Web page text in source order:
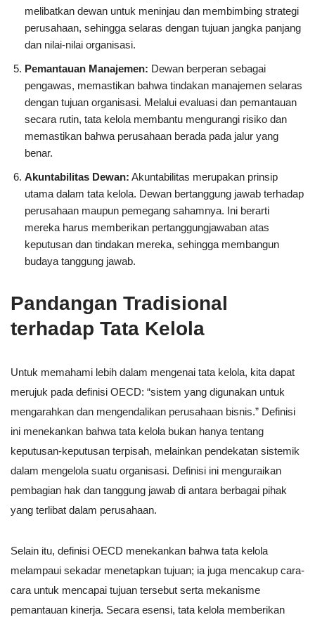
melibatkan dewan untuk meninjau dan membimbing strategi
perusahaan, sehingga selaras dengan tujuan jangka panjang
dan nilai-nilai organisasi.
Pemantauan Manajemen: Dewan berperan sebagai
pengawas, memastikan bahwa tindakan manajemen selaras
dengan tujuan organisasi. Melalui evaluasi dan pemantauan
secara rutin, tata kelola membantu mengurangi risiko dan
memastikan bahwa perusahaan berada pada jalur yang
benar.
Akuntabilitas Dewan: Akuntabilitas merupakan prinsip
utama dalam tata kelola. Dewan bertanggung jawab terhadap
perusahaan maupun pemegang sahamnya. Ini berarti
mereka harus memberikan pertanggungjawaban atas
keputusan dan tindakan mereka, sehingga membangun
budaya tanggung jawab.
Pandangan Tradisional
terhadap Tata Kelola
Untuk memahami lebih dalam mengenai tata kelola, kita dapat
merujuk pada definisi OECD: “sistem yang digunakan untuk
mengarahkan dan mengendalikan perusahaan bisnis.” Definisi
ini menekankan bahwa tata kelola bukan hanya tentang
keputusan-keputusan terpisah, melainkan pendekatan sistemik
dalam mengelola suatu organisasi. Definisi ini menguraikan
pembagian hak dan tanggung jawab di antara berbagai pihak
yang terlibat dalam perusahaan.
Selain itu, definisi OECD menekankan bahwa tata kelola
melampaui sekadar menetapkan tujuan; ia juga mencakup cara-
cara untuk mencapai tujuan tersebut serta mekanisme
pemantauan kinerja. Secara esensi, tata kelola memberikan